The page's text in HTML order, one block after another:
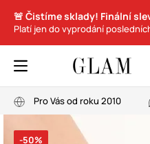
🚨 Čistíme sklady! Finální
Platí jen do vyprodání
Pro Vás od roku 2010
-50%